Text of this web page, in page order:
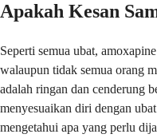
Apakah Kesan
Seperti semua ubat,
walaupun tidak semua orang
adalah ringan dan cenderung
menyesuaikan diri dengan
mengetahui apa yang perlu